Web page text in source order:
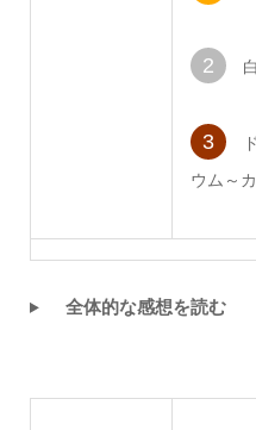
2 白
3
ド
ウム～
全体的な感想を読む